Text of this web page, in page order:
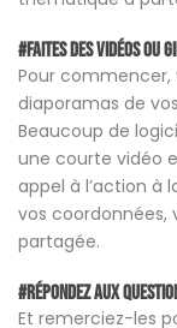
#Faites des vidéos ou
Pour commencer,
diaporamas de
Beaucoup de
une courte vidéo
appel à l’action à
vos coordonnées,
partagée.
#Répondez aux
Et remerciez-les